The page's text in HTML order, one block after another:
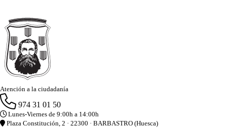
Atención a la ciudadanía
974 31 01 50
Lunes-Viernes de 9:00h a 14:00h
Plaza Constitución, 2 · 22300 · BARBASTRO (Huesca)